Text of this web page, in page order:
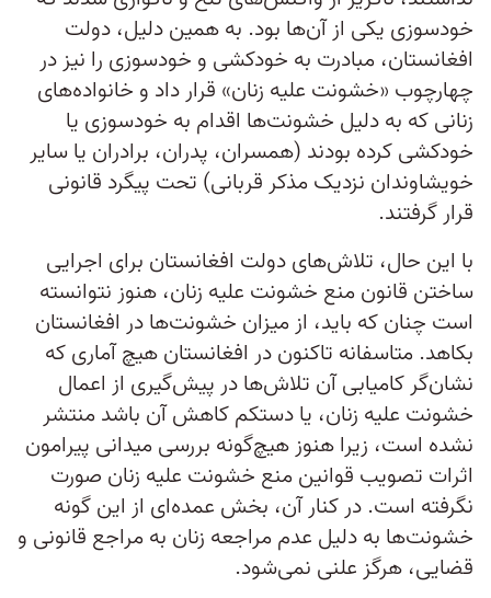
خودسوزی یکی از آن‌ها بود. به همین دلیل، دولت
افغانستان، مبادرت به خودکشی و خودسوزی را نیز در
چهارچوب «خشونت علیه زنان» قرار داد و خانواده‌های
زنانی که به دلیل خشونت‌ها اقدام به خودسوزی یا
خودکشی کرده بودند (همسران، پدران، برادران یا سایر
خویشاوندان نزدیک مذکر قربانی) تحت پیگرد قانونی
قرار گرفتند.
با این حال، تلاش‌های دولت افغانستان برای اجرایی
ساختن قانون منع خشونت علیه زنان، هنوز نتوانسته
است چنان که باید، از میزان خشونت‌ها در افغانستان
بکاهد. متاسفانه تاکنون در افغانستان هیچ آماری که
نشان‌گر کامیابی آن تلاش‌ها در پیش‌گیری از اعمال
خشونت علیه زنان، یا دستکم کاهش آن باشد منتشر
نشده است، زیرا هنوز هیچ‌گونه بررسی میدانی پیرامون
اثرات تصویب قوانین منع خشونت علیه زنان صورت
نگرفته است. در کنار آن، بخش عمده‌ای از این گونه
خشونت‌ها به دلیل عدم مراجعه زنان به مراجع قانونی و
قضایی، هرگز علنی نمی‌شود.